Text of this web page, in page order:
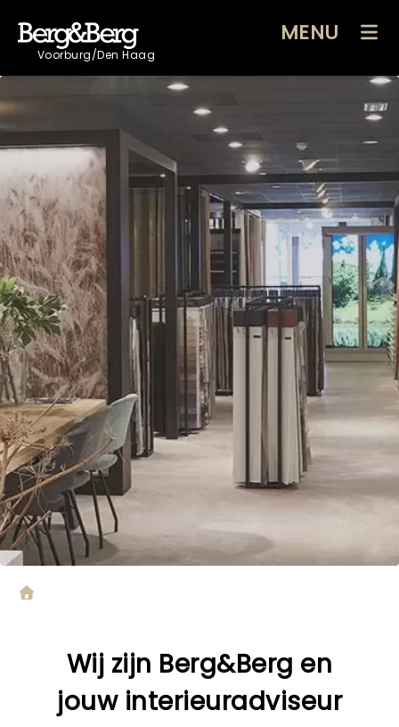
Voorburg/Den Haag
MENU
Wij zijn Berg&Berg en
jouwinterieuradviseur